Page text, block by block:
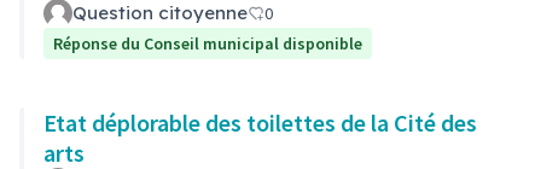
Question citoyenne
0
Réponse du Conseil municipal disponible
Etat déplorable des toilettes de la Cité des
arts